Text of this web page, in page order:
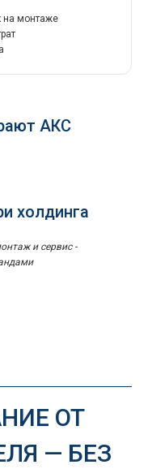
на монтаже
АКС
холдинга
и сервис -
ОТ
— БЕЗ